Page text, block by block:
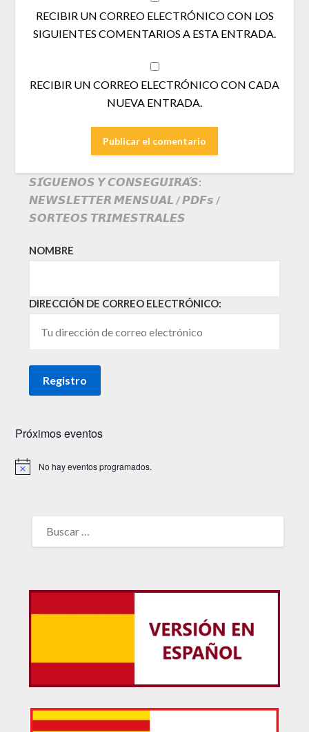
RECIBIR UN CORREO ELECTRÓNICO CON LOS
SIGUIENTES COMENTARIOS A ESTA ENTRADA.
RECIBIR UN CORREO ELECTRÓNICO CON CADA
NUEVA ENTRADA.
𝙎𝙄́𝙂𝙐𝙀𝙉𝙊𝙎 𝙔 𝘾𝙊𝙉𝙎𝙀𝙂𝙐𝙄𝙍𝘼́𝙎:
𝙉𝙀𝙒𝙎𝙇𝙀𝙏𝙏𝙀𝙍 𝙈𝙀𝙉𝙎𝙐𝘼𝙇 / 𝙋𝘿𝙁𝙨 /
𝙎𝙊𝙍𝙏𝙀𝙊𝙎 𝙏𝙍𝙄𝙈𝙀𝙎𝙏𝙍𝘼𝙇𝙀𝙎
NOMBRE
DIRECCIÓN DE CORREO ELECTRÓNICO:
Próximos eventos
Aviso No hay eventos programados.